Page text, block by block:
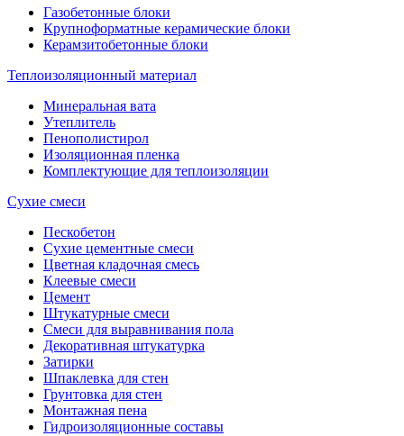
Газобетонные блоки
Крупноформатные керамические блоки
Керамзитобетонные блоки
Теплоизоляционный материал
Минеральная вата
Утеплитель
Пенополистирол
Изоляционная пленка
Комплектующие для теплоизоляции
Сухие смеси
Пескобетон
Сухие цементные смеси
Цветная кладочная смесь
Клеевые смеси
Цемент
Штукатурные смеси
Смеси для выравнивания пола
Декоративная штукатурка
Затирки
Шпаклевка для стен
Грунтовка для стен
Монтажная пена
Гидроизоляционные составы